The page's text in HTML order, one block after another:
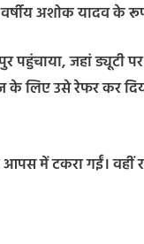
वर्षीय अशोक यादव के
पहुंचाया, जहां ड्यूटी
के लिए उसे रेफर कर
में टकरा गईं। वहीं